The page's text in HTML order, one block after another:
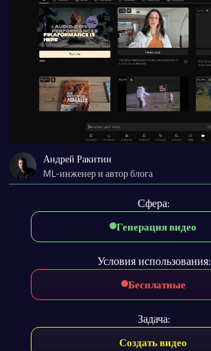
Андрей Ракитин
ML-инженер и автор блога
Сфера:
Генерация видео
Условия использования:
Бесплатные
Задача:
Создать видео